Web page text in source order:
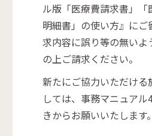
ル版「医療費請求書」「
明細書」の使い方』にご
求内容に誤り等の無いよ
の上ご請求ください。
新たにご協力いただける
しては、事務マニュア
きからお願いいたします。